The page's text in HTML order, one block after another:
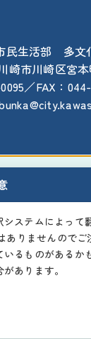
民生活部 多文
崎市川崎区宮本
／FAX：
ステムによって
ありませんので
るものがあるか
あります。